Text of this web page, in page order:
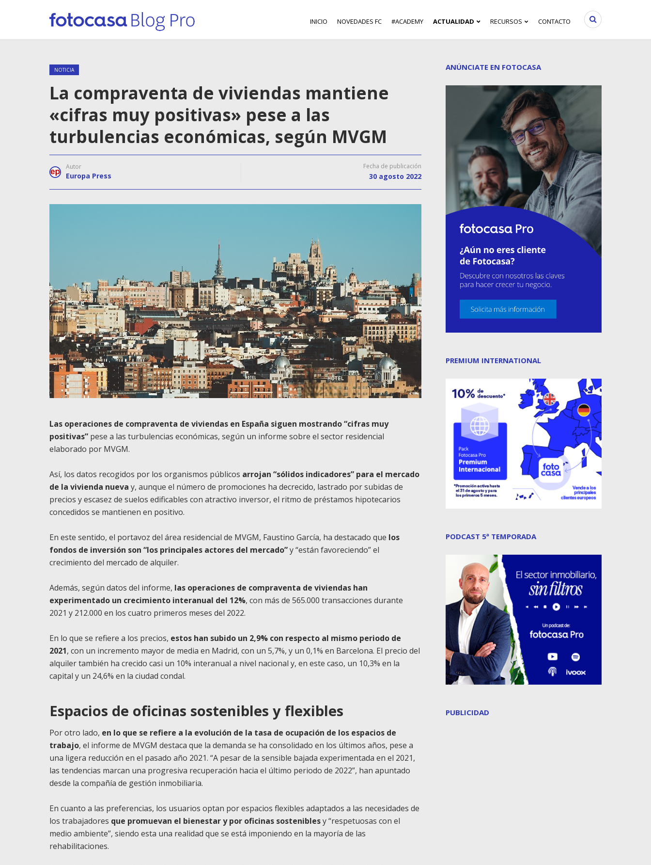
INICIO NOVEDADES FC #ACADEMY ACTUALIDAD RECURSOS CONTACTO
NOTICIA
La compraventa de viviendas mantiene
«cifras muy positivas» pese a las
turbulencias económicas, según MVGM
Autor
Europa Press
Fecha de publicación
30 agosto 2022
Las operaciones de compraventa de viviendas en España siguen mostrando “cifras muy
positivas” pese a las turbulencias económicas, según un informe sobre el sector residencial
elaborado por MVGM.
Así, los datos recogidos por los organismos públicos arrojan “sólidos indicadores” para el mercado
de la vivienda nueva y, aunque el número de promociones ha decrecido, lastrado por subidas de
precios y escasez de suelos edificables con atractivo inversor, el ritmo de préstamos hipotecarios
concedidos se mantienen en positivo.
En este sentido, el portavoz del área residencial de MVGM, Faustino García, ha destacado que los
fondos de inversión son “los principales actores del mercado”y “están favoreciendo” el
crecimiento del mercado de alquiler.
Además, según datos del informe, las operaciones de compraventa de viviendas han
experimentado un crecimiento interanual del 12%, con más de 565.000 transacciones durante
2021 y 212.000 en los cuatro primeros meses del 2022.
En lo que se refiere a los precios, estos han subido un 2,9% con respecto al mismo periodo de
2021, con un incremento mayor de media en Madrid, con un 5,7%, y un 0,1% en Barcelona. El precio del
alquiler también ha crecido casi un 10% interanual a nivel nacional y, en este caso, un 10,3% en la
capital y un 24,6% en la ciudad condal.
Espacios de oficinas sostenibles y flexibles
Por otro lado, en lo que se refiere a la evolución de la tasa de ocupación de los espacios de
trabajo, el informe de MVGM destaca que la demanda se ha consolidado en los últimos años, pese a
una ligera reducción en el pasado año 2021. “A pesar de la sensible bajada experimentada en el 2021,
las tendencias marcan una progresiva recuperación hacia el último periodo de 2022”, han apuntado
desde la compañía de gestión inmobiliaria.
En cuanto a las preferencias, los usuarios optan por espacios flexibles adaptados a las necesidades de
los trabajadores que promuevan el bienestar y por oficinas sosteniblesy “respetuosas con el
medio ambiente”, siendo esta una realidad que se está imponiendo en la mayoría de las
rehabilitaciones.
ANÚNCIATE EN FOTOCASA
PREMIUM INTERNATIONAL
PODCAST 5ª TEMPORADA
PUBLICIDAD